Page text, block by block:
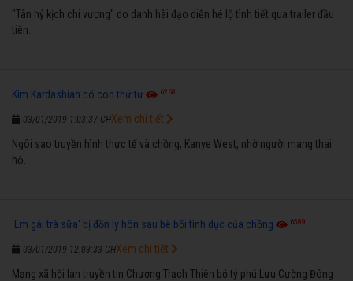
"Tân hỷ kịch chi vương" do danh hài đạo diễn hé lộ tình tiết qua trailer đầu
tiên.
Kim Kardashian có con thứ tư 6268
03/01/2019 1:03:37 CH
Ngôi sao truyền hình thực tế và chồng, Kanye West, nhờ người mang thai
hộ.
Xem chi tiết
'Em gái trà sữa' bị đồn ly hôn sau bê bối tình dục của chồng 6589
03/01/2019 12:03:33 CH
Mạng xã hội lan truyền tin Chương Trạch Thiên bỏ tỷ phú Lưu Cường Đông
Xem chi tiết